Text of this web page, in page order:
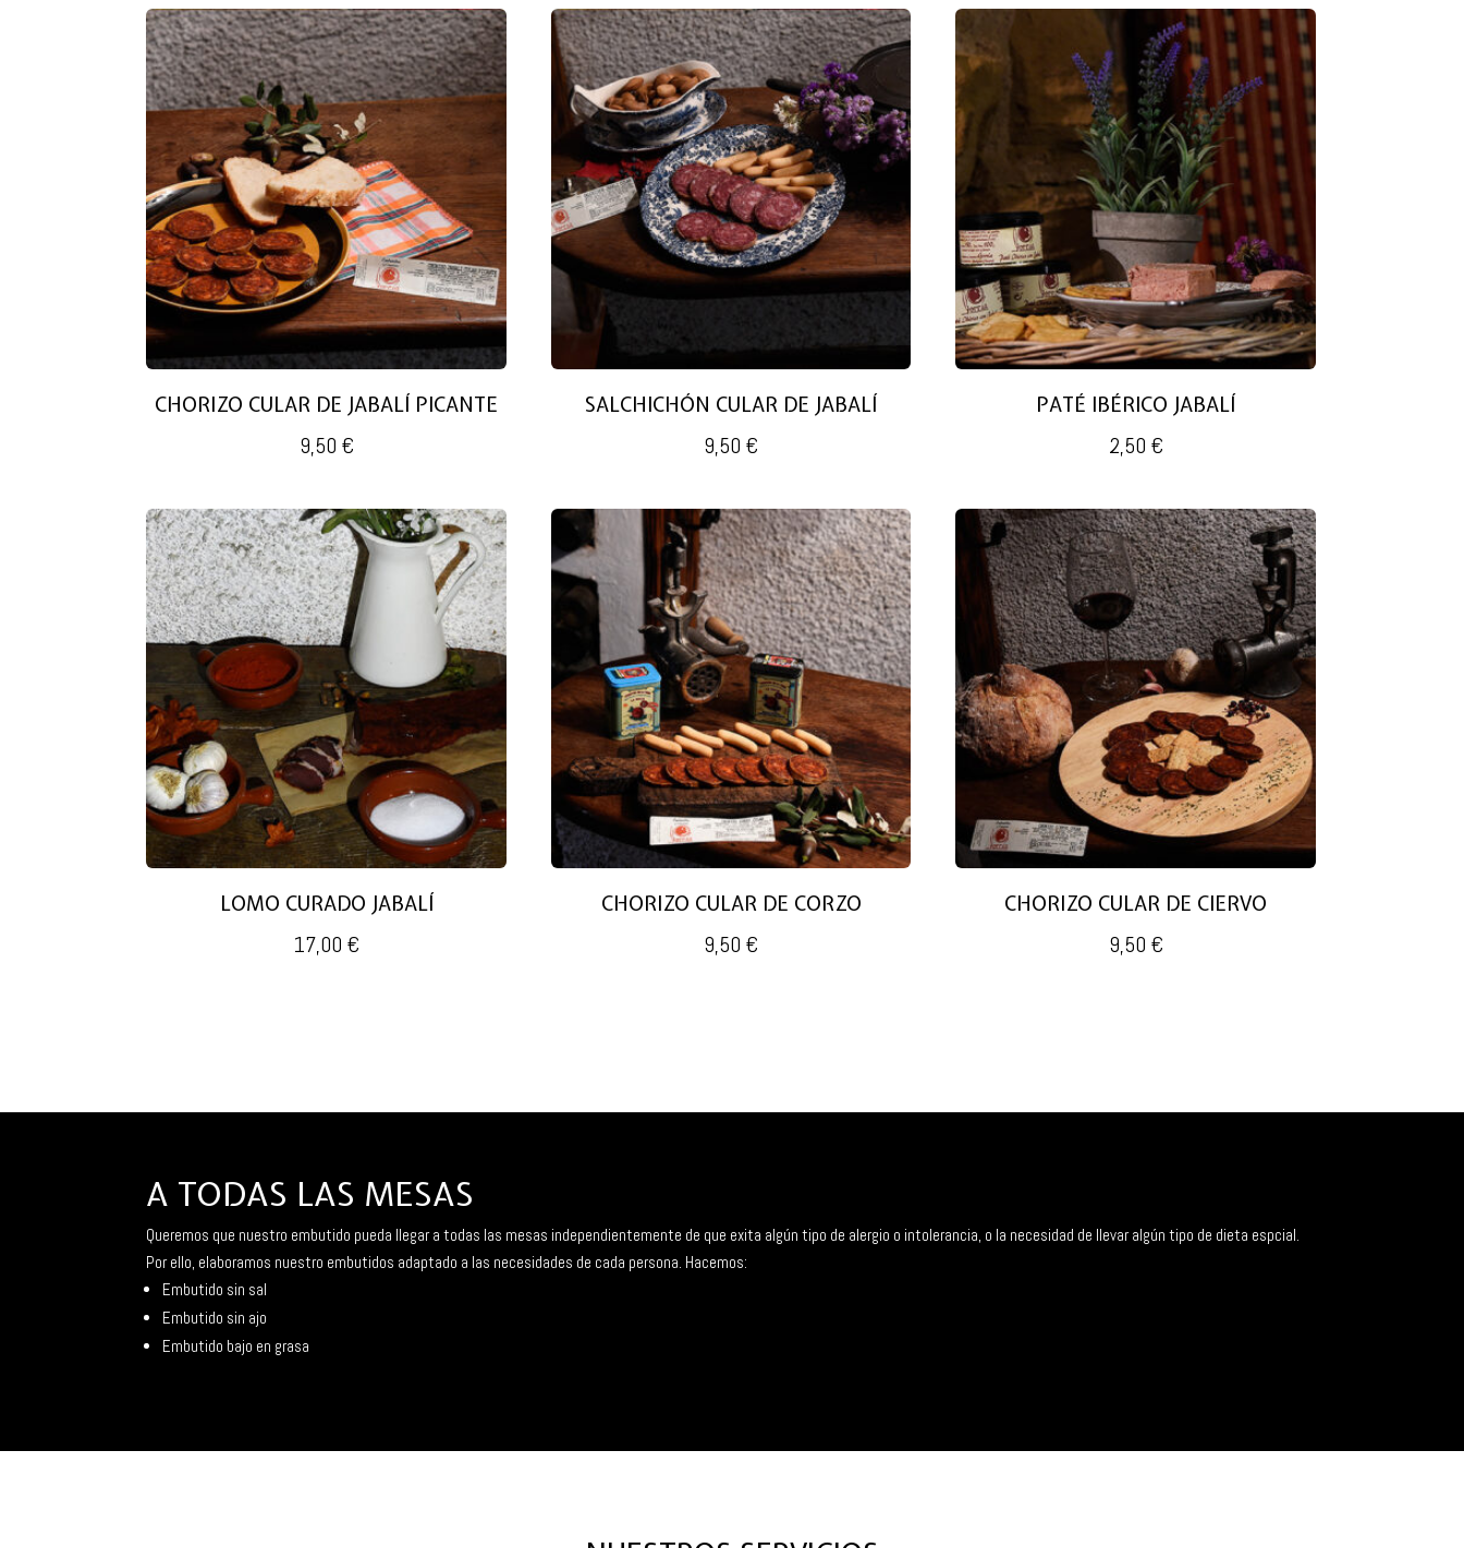
CHORIZO CULAR DE JABALÍ PICANTE
9,50 €
SALCHICHÓN CULAR DE JABALÍ
9,50€
PATÉ IBÉRICO JABALÍ
2,50 €
LOMO CURADO JABALÍ
17,00€
CHORIZO CULAR DE CORZO
9,50€
CHORIZO CULAR DE CIERVO
9,50 €
A TODAS LAS MESAS
Queremos que nuestro embutido pueda llegar a todas las mesas independientemente de que exita algún tipo de alergio o intolerancia, o la necesidad de llevar algún tipo de dieta espcial.
Por ello, elaboramos nuestro embutidos adaptado a las necesidades de cada persona. Hacemos:
Embutido sin sal
Embutido sin ajo
Embutido bajo en grasa